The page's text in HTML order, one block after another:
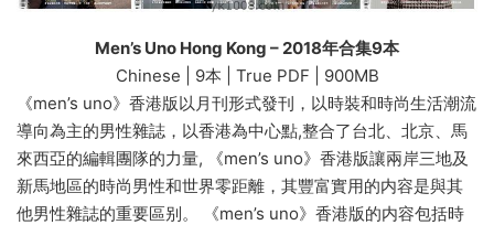
Men’s Uno Hong Kong – 2018年合集9本
Chinese | 9本 | True PDF | 900MB
《men’s uno》香港版以月刊形式發刊，以時裝和時尚生活潮流
導向為主的男性雜誌，以香港為中心點,整合了台北、北京、馬
來西亞的編輯團隊的力量, 《men’s uno》香港版讓兩岸三地及
新馬地區的時尚男性和世界零距離，其豐富實用的内容是與其
他男性雜誌的重要區别。 《men’s uno》香港版的内容包括時